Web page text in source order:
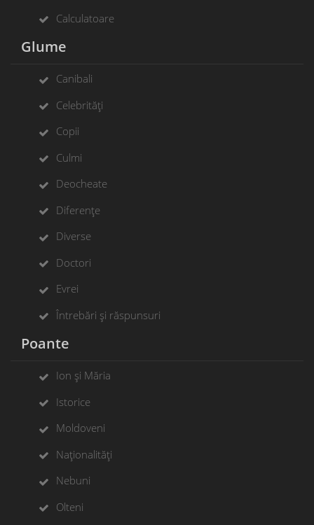
Calculatoare
Glume
Canibali
Celebrități
Copii
Culmi
Deocheate
Diferențe
Diverse
Doctori
Evrei
Întrebări și răspunsuri
Poante
Ion și Măria
Istorice
Moldoveni
Naționalități
Nebuni
Olteni